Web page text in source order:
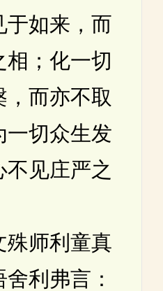
于如来，而
相；化一切
而亦不取
一切众生发
不见庄严之
师利童真
利弗言：